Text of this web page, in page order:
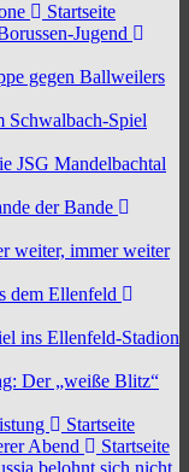
Startseite
Jugend
gegen Ballweilers
Schwalbach-Spiel
JSG Mandelbachtal
der Bande
weiter, immer weiter
dem Ellenfeld
ins Ellenfeld-Stadion
Der „weiße Blitz“
Startseite
Abend
Startseite
belohnt sich nicht